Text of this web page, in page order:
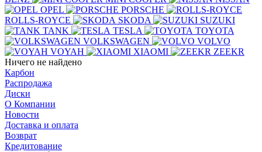
OPEL
PORSCHE
ROLLS-ROYCE
SKODA
SUZUKI
TANK
TESLA
TOYOTA
VOLKSWAGEN
VOLVO
VOYAH
XIAOMI
ZEEKR
Ничего не найдено
Карбон
Распродажа
Диски
О Компании
Новости
Доставка и оплата
Возврат
Кредитование